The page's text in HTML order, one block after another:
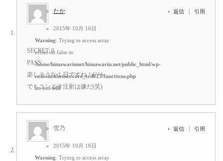
たか
2015年 10月 16日
Warning: Trying to access array
offset on false in
/home/himawarinnet/himawarin.net/public_html/wp-
content/themes/core_tcd027/functions.php
on line600
返信 引用
SECRET: 0
PASS:
楽しそうな１日ですね！(^^)
でもニンニク注射は嫌だ(笑)
雪乃
2015年 10月 16日
Warning: Trying to access array
返信 引用